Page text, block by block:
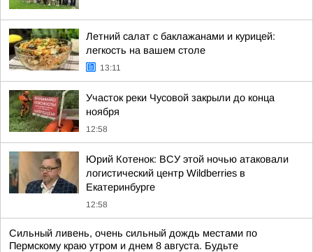
Летний салат с баклажанами и курицей:
легкость на вашем столе
13:11
Участок реки Чусовой закрыли до конца
ноября
12:58
Юрий Котенок: ВСУ этой ночью атаковали
логистический центр Wildberries в
Екатеринбурге
12:58
Сильный ливень, очень сильный дождь местами по
Пермскому краю утром и днем 8 августа. Будьте